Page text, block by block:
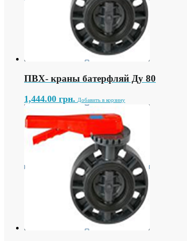
ПВХ- краны батерфляй Ду 80
1,444.00 грн. Добавить в корзину